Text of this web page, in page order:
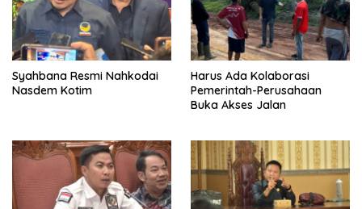
Syahbana Resmi Nahkodai
Nasdem Kotim
Harus Ada Kolaborasi
Pemerintah-Perusahaan
Buka Akses Jalan